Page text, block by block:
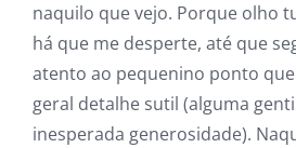
naquilo que vejo. Porque olho
há que me desperte, até que
atento ao pequenino ponto
geral detalhe sutil (alguma
inesperada generosidade).